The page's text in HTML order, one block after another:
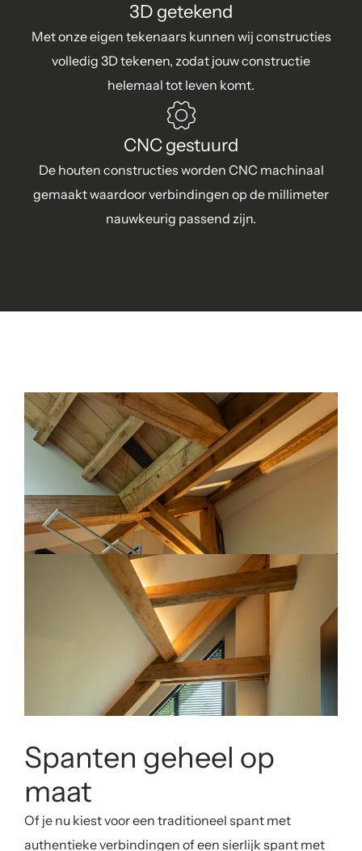
3D getekend
Met onze eigen tekenaars kunnen wij constructies
volledig 3D tekenen, zodat jouw constructie
helemaal tot leven komt.
CNC gestuurd
De houten constructies worden CNC machinaal
gemaakt waardoor verbindingen op de millimeter
nauwkeurig passend zijn.
Spanten geheel op
maat
Of je nu kiest voor een traditioneel spant met
authentieke verbindingen of een sierlijk spant met